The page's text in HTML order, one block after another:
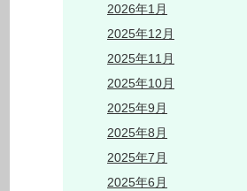
2026年1月
2025年12月
2025年11月
2025年10月
2025年9月
2025年8月
2025年7月
2025年6月